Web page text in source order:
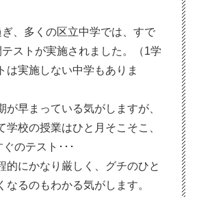
、多くの区立中学では、すで
ストが実施されました。（1学
は実施しない中学もありま
が早まっている気がしますが、
学校の授業はひと月そこそこ、
のテスト･･･
的にかなり厳しく、グチのひと
なるのもわかる気がします。